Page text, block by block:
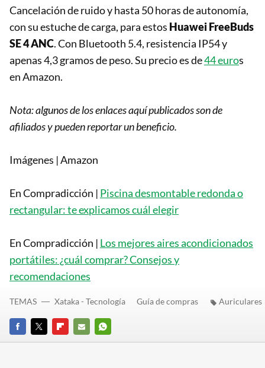
Cancelación de ruido y hasta 50 horas de autonomía,
con su estuche de carga, para estos Huawei FreeBuds
SE 4 ANC. Con Bluetooth 5.4, resistencia IP54 y
apenas 4,3 gramos de peso. Su precio es de44 euros
en Amazon.
Nota: algunos de los enlaces aquí publicados son de
afiliados y pueden reportar un beneficio.
Imágenes | Amazon
En Compradicción | Piscina desmontable redonda o
rectangular: te explicamos cuál elegir
En Compradicción | Los mejores aires acondicionados
portátiles: ¿cuál comprar? Consejos y
recomendaciones
FACEBOOK
TWITTERFLIPBOARD
E-
WHATSAPP
TEMAS Xataka - Tecnología Guía de compras Auriculares